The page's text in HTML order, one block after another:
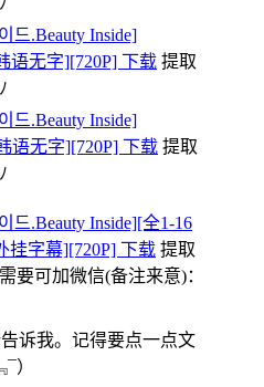
드.Beauty Inside]
语无字][720P] 下载 提取
드.Beauty Inside]
语无字][720P] 下载 提取
드.Beauty Inside][全1-16
挂字幕][720P] 下载 提取
要可加微信(备注来意)：
诉我。记得要点一点文
）